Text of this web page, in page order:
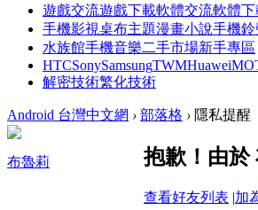
遊戲交流遊戲下載軟體交流軟體下
手機影視桌布主題漫畫小說手機鈴
水族館手機音樂二手市場新手專區
HTCSonySamsungTWMHuawei
解密技術繁化技術
Android 台灣中文網 › 部落格 › 隱私提醒
布魯莉 抱歉！由於
查看好友列表 |加